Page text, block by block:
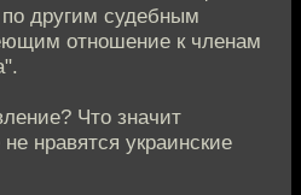
другим судебным
отношение к членам
Что значит
нравятся украинские